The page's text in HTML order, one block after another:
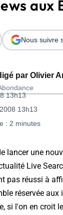
aux
par Olivier
13h13
13h13
: 2 minutes
Nous suivre
lancer une
Live
pas réussi à
réservée
si l'on en croit